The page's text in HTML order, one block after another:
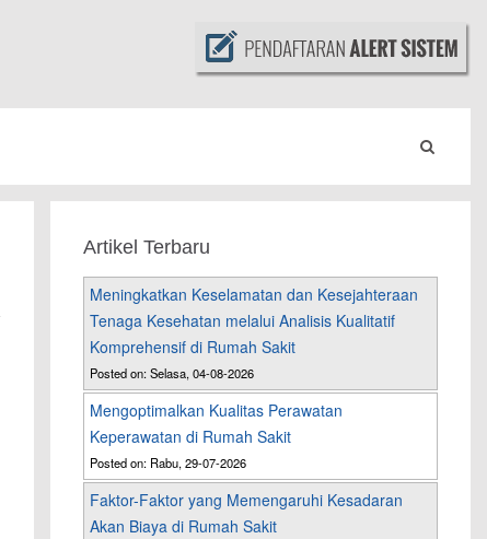
Artikel Terbaru
Meningkatkan Keselamatan dan Kesejahteraan
Tenaga Kesehatan melalui Analisis Kualitatif
Komprehensif di Rumah Sakit
Posted on: Selasa, 04-08-2026
Mengoptimalkan Kualitas Perawatan
Keperawatan di Rumah Sakit
Posted on: Rabu, 29-07-2026
Faktor-Faktor yang Memengaruhi Kesadaran
Akan Biaya di Rumah Sakit